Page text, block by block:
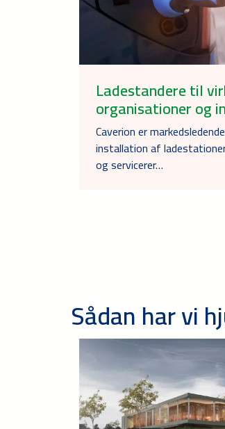
Ladestandere til
organisationer og
Caverion er
installation af
og servicerer…
Sådan har vi